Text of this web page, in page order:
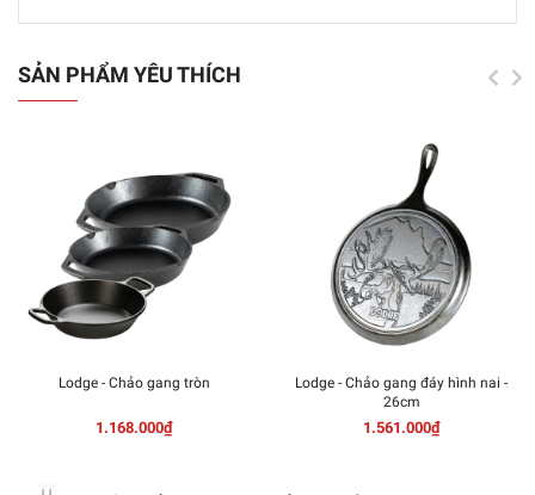
SẢN PHẨM YÊU THÍCH
Lodge - Chảo gang tròn
1.168.000₫
Lodge - Chảo gang đáy hình nai -
26cm
1.561.000₫